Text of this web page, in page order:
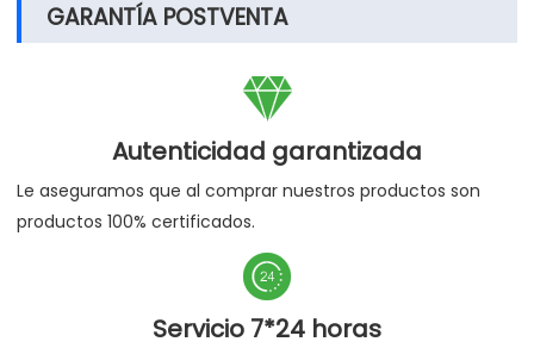
GARANTÍA POSTVENTA

Autenticidad garantizada
Le aseguramos que al comprar nuestros productos son
productos 100% certificados.

Servicio 7*24 horas